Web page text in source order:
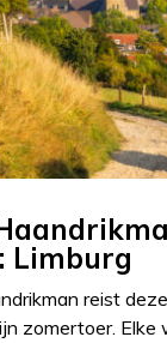
Limburg
reist
zomertoer. Elke